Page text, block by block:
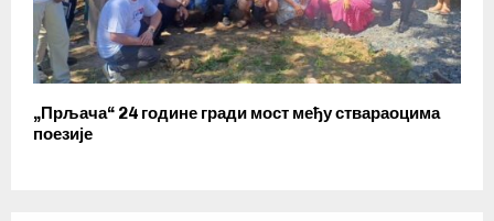
„Прљача“ 24 године гради мост међу ствараоцима
поезије